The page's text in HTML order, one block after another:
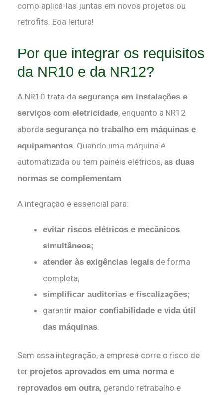
como aplicá-las juntas em novos projetos ou
retrofits. Boa leitura!
Por que integrar os requisitos
da NR10 e da NR12?
A NR10 trata da segurança em instalações e
serviços com eletricidade, enquanto a NR12
aborda segurança no trabalho em máquinas e
equipamentos . Quando uma máquina é
automatizada ou tem painéis elétricos, as duas
normas se complementam
A integração é essencial para:
evitar riscos elétricos e mecânicos
simultâneos;
atender às exigências legais de forma
completa;
simplificar auditorias e fiscalizações;
garantir maior confiabilidade e vida útil
das máquinas
Sem essa integração, a empresa corre o risco de
ter projetos aprovados em uma norma e
reprovados em outra, gerando retrabalho e